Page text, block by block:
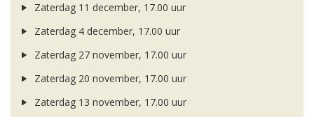
Zaterdag 11 december, 17.00 uur
Zaterdag 4 december, 17.00 uur
Zaterdag 27 november, 17.00 uur
Zaterdag 20 november, 17.00 uur
Zaterdag 13 november, 17.00 uur